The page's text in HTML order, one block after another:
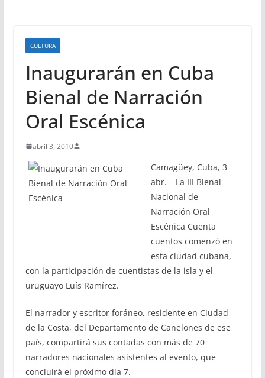
CULTURA
Inaugurarán en Cuba
Bienal de Narración
Oral Escénica
abril 3, 2010
Camagüey, Cuba, 3
abr. – La III Bienal
Nacional de
Narración Oral
Escénica Cuenta
cuentos comenzó en
esta ciudad cubana,
con la participación de cuentistas de la isla y el
uruguayo Luís Ramírez.
El narrador y escritor foráneo, residente en Ciudad
de la Costa, del Departamento de Canelones de ese
país, compartirá sus contadas con más de 70
narradores nacionales asistentes al evento, que
concluirá el próximo día 7.